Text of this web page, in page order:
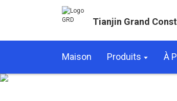
Tianjin Grand
Maison Produits À